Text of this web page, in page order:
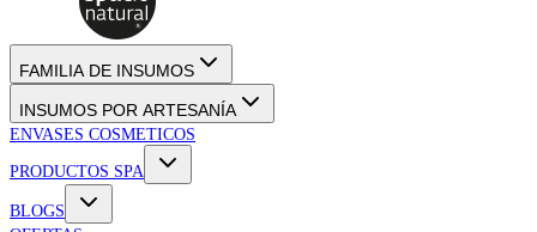
FAMILIA DE INSUMOS
INSUMOS POR ARTESANÍA
ENVASES COSMETICOS
PRODUCTOS SPA
BLOGS